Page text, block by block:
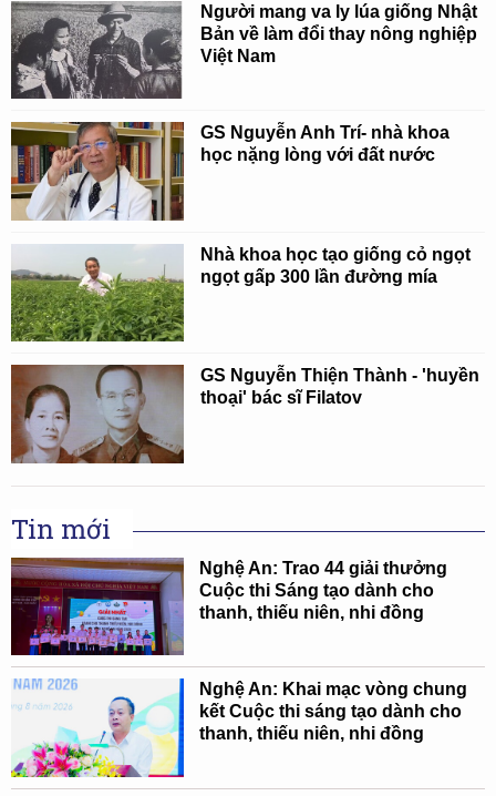
Người mang va ly lúa giống Nhật
Bản về làm đổi thay nông nghiệp
Việt Nam
GS Nguyễn Anh Trí- nhà khoa
học nặng lòng với đất nước
Nhà khoa học tạo giống cỏ ngọt
ngọt gấp 300 lần đường mía
GS Nguyễn Thiện Thành - 'huyền
thoại' bác sĩ Filatov
Tin mới
Nghệ An: Trao 44 giải thưởng
Cuộc thi Sáng tạo dành cho
thanh, thiếu niên, nhi đồng
Nghệ An: Khai mạc vòng chung
kết Cuộc thi sáng tạo dành cho
thanh, thiếu niên, nhi đồng